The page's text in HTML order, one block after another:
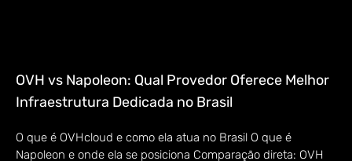
OVH vs Napoleon: Qual Provedor Oferece Melhor
Infraestrutura Dedicada no Brasil
O que é OVHcloud e como ela atua no Brasil O que é
Napoleon e onde ela se posiciona Comparação direta: OVH